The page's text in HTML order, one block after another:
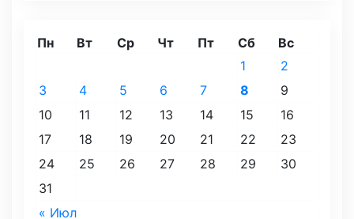
Пн Вт Ср Чт Пт Сб Вс
« Июл
1
2
3
4 5 6 7 8
9
10
11 12 13 14 15
16
17
18 19 20 21 22
23
24
25 26 27 28 29
30
31